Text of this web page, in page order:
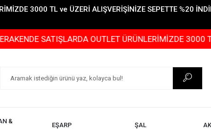
3000 TL ve ÜZERİ ALIŞVERİŞİNİZE SEPETTE %20
SATIŞLARDA OUTLET ÜRÜNLERİMİZDE 3000 TL ve
&
EŞARP ŞAL